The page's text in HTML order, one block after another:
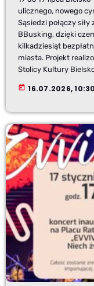
ulicznego, nowego
Sąsiedzi połączy
BBusking, dzięki
kilkadziesiąt
miasta. Projekt
Stolicy Kultury
today 16.07.2026, 10:30